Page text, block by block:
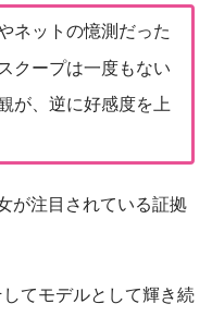
ネットの憶測だった
クープは一度もない
が、逆に好感度を上
が注目されている証拠
てモデルとして輝き続